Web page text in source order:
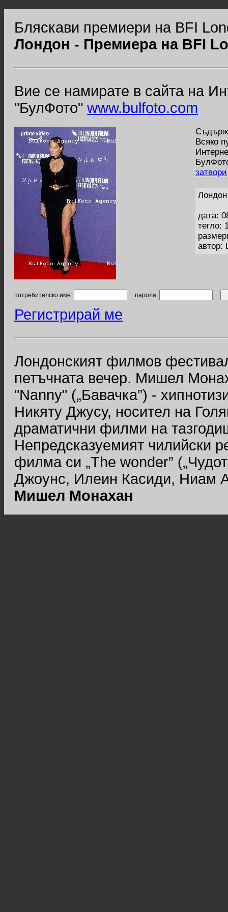
Бляскави премиери на BFI
Лондон - Премиера на BFI
Вие се намирате в сайта на
"БулФото" www.bulfoto.com
Всяко
затвори
дата:
тегло:
автор:
потребителско име: парола:
Регистрирай ме
Лондонският филмов
петъчната вечер. Мишел
"Nanny" („Бавачка”) -
Никяту Джусу, носител на
драматични филми на
Непредсказуемият чилийски
филма си „The wonder”
Джоунс, Илеин Касиди, Ниам
Мишел Монахан